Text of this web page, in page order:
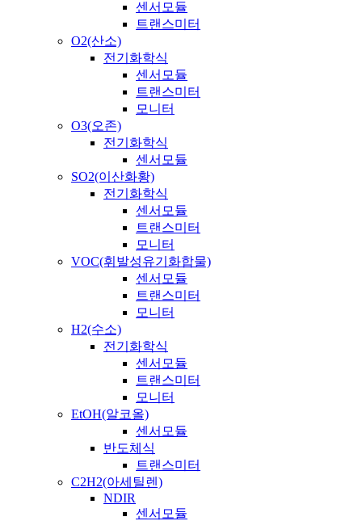
센서모듈
트랜스미터
O2(산소)
전기화학식
센서모듈
트랜스미터
모니터
O3(오존)
전기화학식
센서모듈
SO2(이산화황)
전기화학식
센서모듈
트랜스미터
모니터
VOC(휘발성유기화합물)
센서모듈
트랜스미터
모니터
H2(수소)
전기화학식
센서모듈
트랜스미터
모니터
EtOH(알코올)
센서모듈
반도체식
트랜스미터
C2H2(아세틸렌)
NDIR
센서모듈